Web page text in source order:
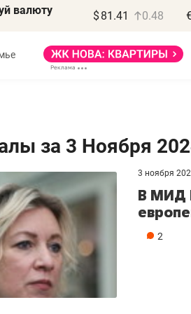
валюту $ 81.41 0.48
за 3 Ноября
3 ноября
В МИД
2
Василь Мазитов
МАРТ
«Не зная местных
правил, бизнес может
потерять минимум
полгода»